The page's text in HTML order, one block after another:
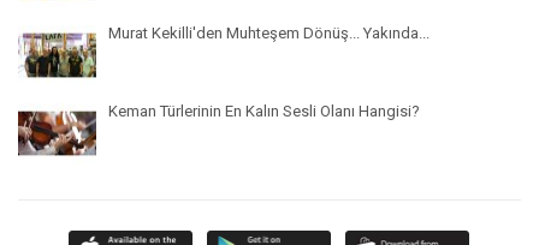
Murat Kekilli'den Muhteşem Dönüş... Yakında...
Keman Türlerinin En Kalın Sesli Olanı Hangisi?